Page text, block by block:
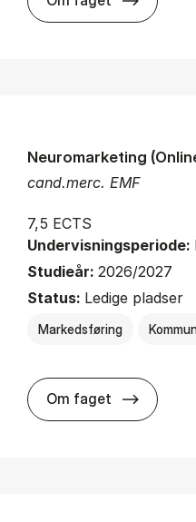
cand.merc. EMF
Neuromarketing
7,5 ECTS
Undervisningsperiode:
Studieår: 2026/2027
Status: Ledige pladser
Markedsføring
Om faget about